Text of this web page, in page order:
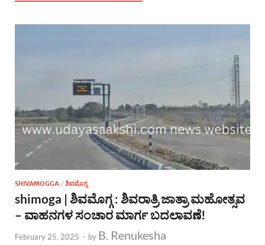
SHIVAMOGGA / ಶಿವಮೊಗ್ಗ
shimoga | ಶಿವಮೊಗ್ಗ : ಶಿವರಾತ್ರಿ ಜಾತ್ರಾ ಮಹೋತ್ಸವ
– ವಾಹನಗಳ ಸಂಚಾರ ಮಾರ್ಗ ಬದಲಾವಣೆ!
February 25, 2025 - by B. Renukesha